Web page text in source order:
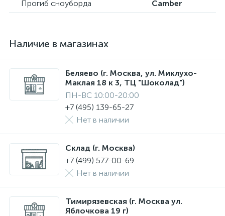
Прогиб сноуборда
Camber
Наличие в магазинах
Беляево (г. Москва, ул. Миклухо-
Маклая 18 к 3, ТЦ "Шоколад")
ПН-ВС 10:00-20:00
+7 (495) 139-65-27
Нет в наличии
Склад (г. Москва)
+7 (499) 577-00-69
Нет в наличии
Тимирязевская (г. Москва ул.
Яблочкова 19 г)